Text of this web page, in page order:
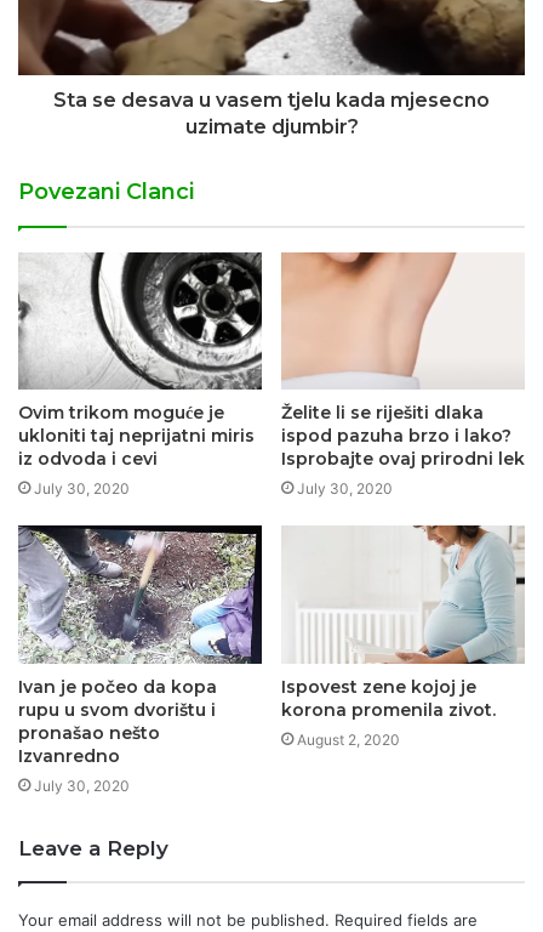
Sta se desava u vasem tjelu kada mjesecno
uzimate djumbir?
Povezani Clanci
Ovim trikom moguće je
ukloniti taj neprijatni miris
iz odvoda i cevi
July 30, 2020
Želite li se riješiti dlaka
ispod pazuha brzo i lako?
Isprobajte ovaj prirodni lek
July 30, 2020
Ivan je počeo da kopa
rupu u svom dvorištu i
pronašao nešto
Izvanredno
July 30, 2020
Ispovest zene kojoj je
korona promenila zivot.
August 2, 2020
Leave a Reply
Your email address will not be published. Required fields are